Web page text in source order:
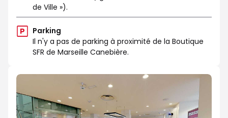
de Ville »).
Parking
Il n'y a pas de parking à proximité de la Boutique
SFR de Marseille Canebière.